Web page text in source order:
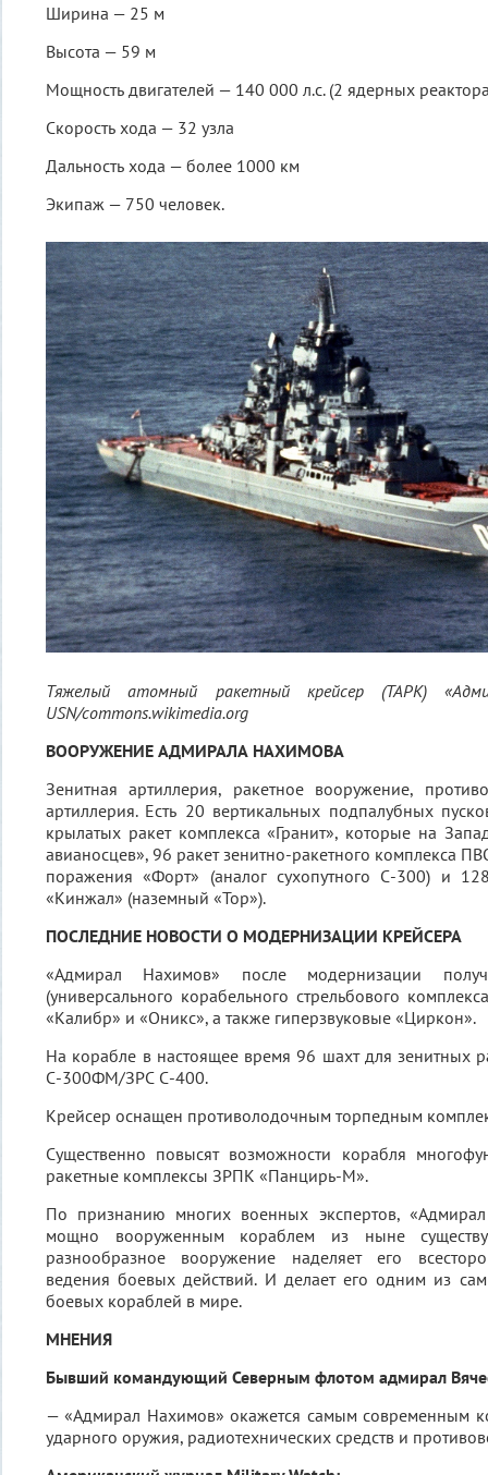
Ширина — 25 м
Высота — 59 м
Мощность двигателей — 140 000 л.с. (2 ядерных
Скорость хода — 32 узла
Дальность хода — более 1000 км
Экипаж — 750 человек.
Тяжелый атомный ракетный крейсер (ТАРК)
USN/commons.wikimedia.org
ВООРУЖЕНИЕ АДМИРАЛА НАХИМОВА
Зенитная артиллерия, ракетное вооружение,
артиллерия. Есть 20 вертикальных подпалубных
крылатых ракет комплекса «Гранит», которые на
авианосцев», 96 ракет зенитно-ракетного комплекса
поражения «Форт» (аналог сухопутного С-300) и
«Кинжал» (наземный «Тор»).
ПОСЛЕДНИЕ НОВОСТИ О МОДЕРНИЗАЦИИ КРЕЙСЕРА
«Адмирал Нахимов» после модернизации
(универсального корабельного стрельбового
«Калибр» и «Оникс», а также гиперзвуковые «Циркон».
На корабле в настоящее время 96 шахт для зенитных
С-300ФМ/ЗРС С-400.
Крейсер оснащен противолодочным торпедным
Существенно повысят возможности корабля
ракетные комплексы ЗРПК «Панцирь-М».
По признанию многих военных экспертов,
мощно вооруженным кораблем из ныне
разнообразное вооружение наделяет его
ведения боевых действий. И делает его одним из
боевых кораблей в мире.
МНЕНИЯ
Бывший командующий Северным флотом адмирал
— «Адмирал Нахимов» окажется самым современным
ударного оружия, радиотехнических средств и